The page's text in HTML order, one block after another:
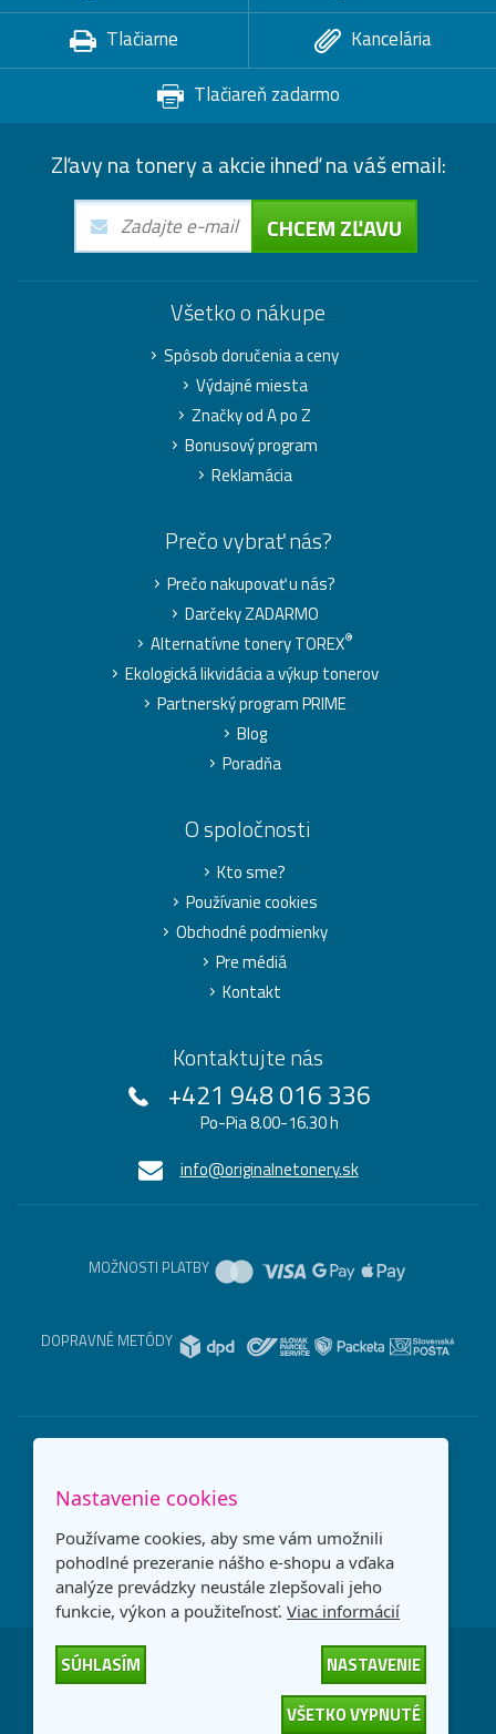
Tlačiarne
Kancelária
Tlačiareň zadarmo
Zľavy na tonery a akcie ihneď na váš email:
CHCEM ZĽAVU
Všetko o nákupe
Spôsob doručenia a ceny
Výdajné miesta
Značky od A po Z
Bonusový program
Reklamácia
Prečo vybrať nás?
Prečo nakupovať u nás?
Darčeky ZADARMO
Alternatívne tonery TOREX®
Ekologická likvidácia a výkup tonerov
Partnerský program PRIME
Blog
Poradňa
O spoločnosti
Kto sme?
Používanie cookies
Obchodné podmienky
Pre médiá
Kontakt
Kontaktujte nás
+421 948 016 336
Po-Pia 8.00-16.30 h
info@originalnetonery.sk
MOŽNOSTI PLATBY
DOPRAVNÉ METÓDY
Slovensko
Všetky práva vyhradené
Nastavenie cookies
Používame cookies, aby sme vám umožnili
pohodlné prezeranie nášho e-shopu a vďaka
analýze prevádzky neustále zlepšovali jeho
funkcie, výkon a použiteľnosť. Viac informácií
SÚHLASÍM
NASTAVENIE
VŠETKO VYPNUTÉ